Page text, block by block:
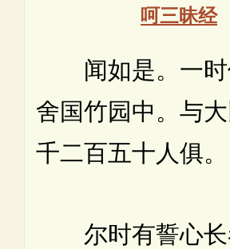
呵三昧经
闻如是。一时
舍国竹园中。与
千二百五十人俱。
尔时有誓心长